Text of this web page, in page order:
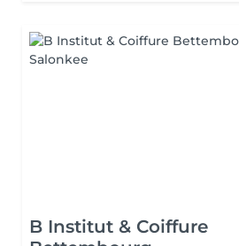
B Institut & Coiffure